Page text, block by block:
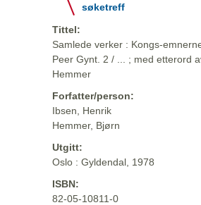
søketreff
Tittel:
Samlede verker : Kongs-
Peer Gynt. 2 / ... ; med etterord
Hemmer
Forfatter/person:
Ibsen, Henrik
Hemmer, Bjørn
Utgitt:
Oslo : Gyldendal, 1978
ISBN:
82-05-10811-0